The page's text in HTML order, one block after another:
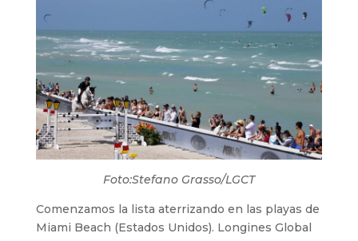
Foto:Stefano Grasso/LGCT
Comenzamos la lista aterrizando en las playas de
Miami Beach (Estados Unidos). Longines Global